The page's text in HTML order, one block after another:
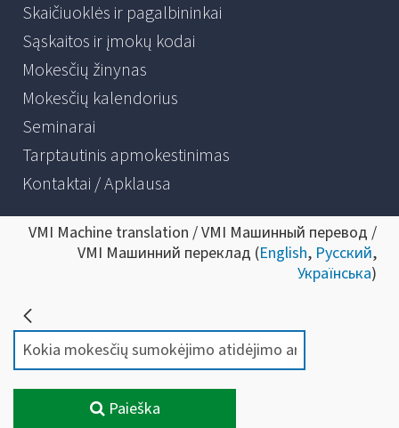
Skaičiuoklės ir pagalbininkai
Sąskaitos ir įmokų kodai
Mokesčių žinynas
Mokesčių kalendorius
Seminarai
Tarptautinis apmokestinimas
Kontaktai / Apklausa
VMI Machine translation / VMI Машинный перевод /
VMI Машинний переклад (English, Русский,
Українська)
Paieška